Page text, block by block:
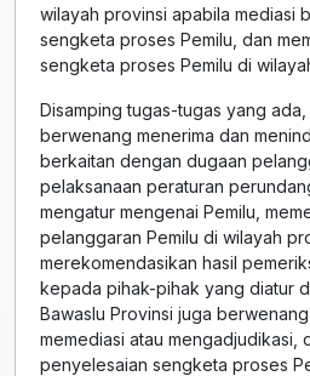
wilayah provinsi apabila mediasi
sengketa proses Pemilu, dan
sengketa proses Pemilu di
Disamping tugas-tugas yang ada,
berwenang menerima dan
berkaitan dengan dugaan
pelaksanaan peraturan
mengatur mengenai Pemilu,
pelanggaran Pemilu di wilayah
merekomendasikan hasil
kepada pihak-pihak yang diatur
Bawaslu Provinsi juga
memediasi atau mengadjudikasi,
penyelesaian sengketa proses